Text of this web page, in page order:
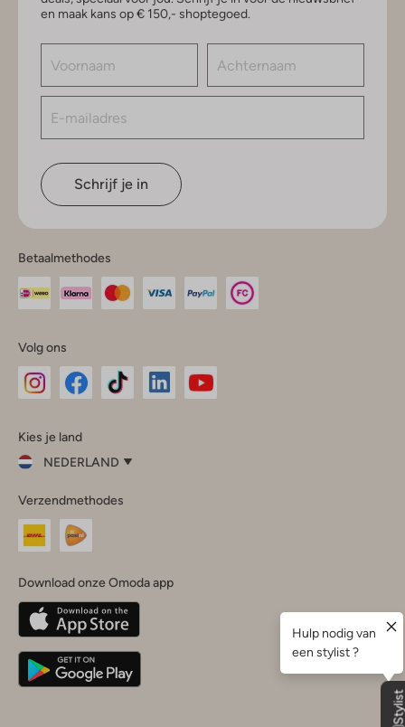
en maak kans op € 150,- shoptegoed.
Schrijf je in
Betaalmethodes
Volg ons
InstagramFacebook
Kies je land
NEDERLAND
je
land
Nederland
Belgique(Français)
Deutschland
Verzendmethodes
Download onze Omoda app